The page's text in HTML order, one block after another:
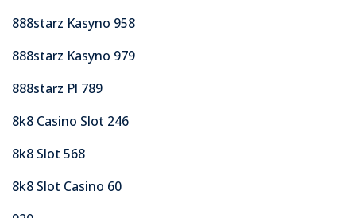
888starz Kasyno 958
888starz Kasyno 979
888starz Pl 789
8k8 Casino Slot 246
8k8 Slot 568
8k8 Slot Casino 60